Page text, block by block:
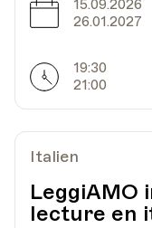
Date
05.11.2026
HEP -
Av. de
Date12.11.2026
Date
15.09.2026
26.01.2027
Horarires
19:30
21:00
Italien
LeggiAMO
lecture en